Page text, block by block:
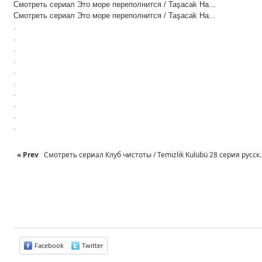
Смотреть сериал Это море переполнится / Taşacak Ha...
Смотреть сериал Это море переполнится / Taşacak Ha...
.
.
.
.
.
.
.
.
.
.
« Prev Смотреть сериал Клуб чистоты / Temizlik Kulübü 28 серия
Facebook Twitter